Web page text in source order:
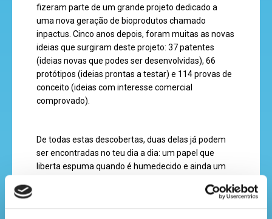
recreio
cantinho
fizeram parte de um grande projeto dedicado a
uma nova geração de bioprodutos chamado
inpactus. Cinco anos depois, foram muitas as novas
ideias que surgiram deste projeto: 37 patentes
(ideias novas que podes ser desenvolvidas), 66
protótipos (ideias prontas a testar) e 114 provas de
conceito (ideias com interesse comercial
comprovado).
De todas estas descobertas, duas delas já podem
ser encontradas no teu dia a dia: um papel que
liberta espuma quando é humedecido e ainda um
que é sustentável, reciclável e biodegradável.